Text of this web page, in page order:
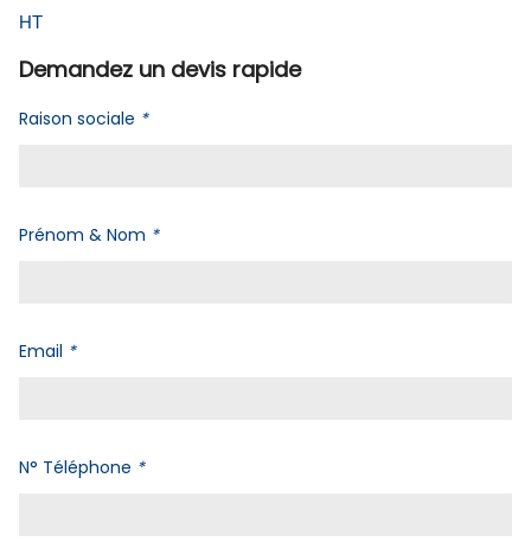
HT
Demandez un devis rapide
Raison sociale *
Prénom & Nom *
Email *
N° Téléphone *